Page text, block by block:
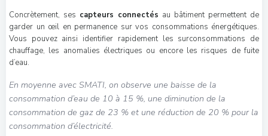
Concrètement, ses capteurs connectés au bâtiment permettent de
garder un œil en permanence sur vos consommations énergétiques.
Vous pouvez ainsi identifier rapidement les surconsommations de
chauffage, les anomalies électriques ou encore les risques de fuite
d’eau.
En moyenne avec SMATI, on observe une baisse de la
consommation d’eau de 10 à 15 %, une diminution de la
consommation de gaz de 23 % et une réduction de 20 % pour la
consommation d’électricité.